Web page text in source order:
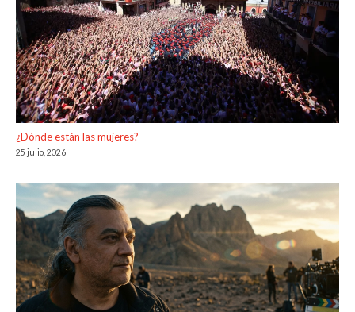
¿Dónde están las mujeres?
25 julio, 2026